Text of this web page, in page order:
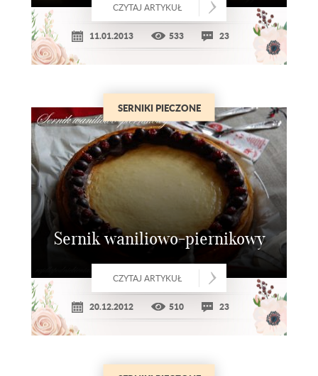
CZYTAJ ARTYKUŁ
11.01.2013 533 23
SERNIKI PIECZONE
Sernik waniliowo-piernikowy
CZYTAJ ARTYKUŁ
20.12.2012 510 23